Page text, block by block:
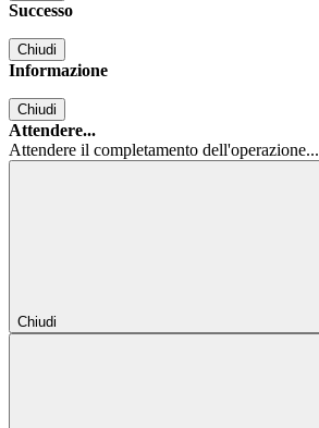
Successo
Chiudi
Informazione
Chiudi
Attendere...
Attendere il completamento dell'operazione...
Chiudi